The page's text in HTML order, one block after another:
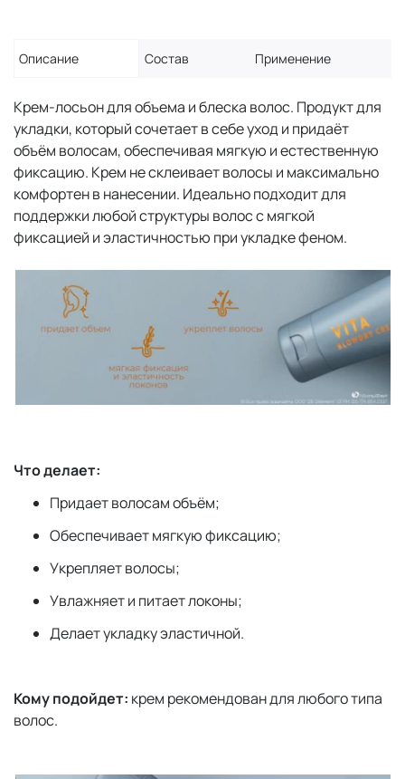
Описание Состав Применение
Крем-лосьон для объема и блеска волос. Продукт для
укладки, который сочетает в себе уход и придаёт
объём волосам, обеспечивая мягкую и естественную
фиксацию. Крем не склеивает волосы и максимально
комфортен в нанесении. Идеально подходит для
поддержки любой структуры волос с мягкой
фиксацией и эластичностью при укладке феном.
Что делает:
Придает волосам объём;
Обеспечивает мягкую фиксацию;
Укрепляет волосы;
Увлажняет и питает локоны;
Делает укладку эластичной.
Кому подойдет: крем рекомендован для любого типа
волос.